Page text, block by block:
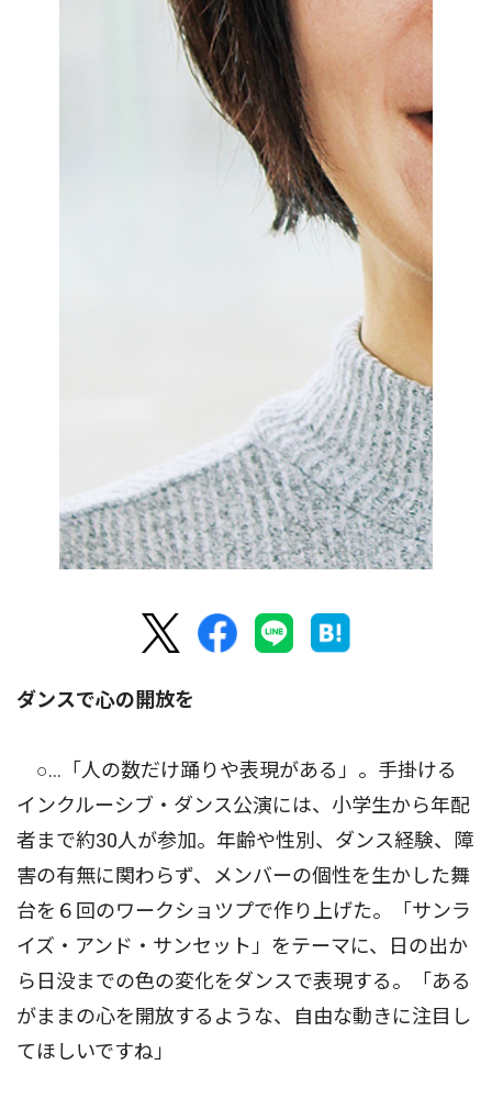
ダンスで心の開放を
○…「人の数だけ踊りや表現がある」。手掛ける
インクルーシブ・ダンス公演には、小学生から年配
者まで約30人が参加。年齢や性別、ダンス経験、障
害の有無に関わらず、メンバーの個性を生かした舞
台を６回のワークショツプで作り上げた。「サンラ
イズ・アンド・サンセット」をテーマに、日の出か
ら日没までの色の変化をダンスで表現する。「ある
がままの心を開放するような、自由な動きに注目し
てほしいですね」